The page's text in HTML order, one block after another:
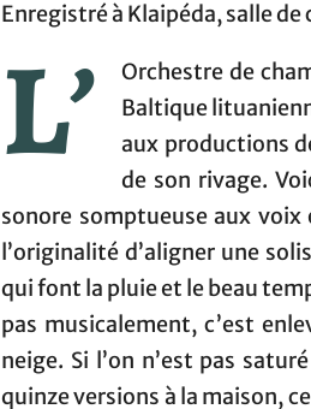
Enregistré à Klaipéda, salle
L’
Orchestre de
Baltique
aux productions
de son rivage.
sonore somptueuse aux
l’originalité d’aligner une
qui font la pluie et le beau
pas musicalement, c’est
neige. Si l’on n’est pas
quinze versions à la maison,